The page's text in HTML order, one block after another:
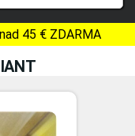
45 € ZDARMA